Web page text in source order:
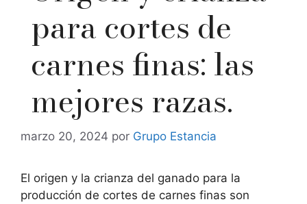
para cortes de
carnes finas: las
mejores razas.
marzo 20, 2024 por Grupo Estancia
El origen y la crianza del ganado para la
producción de cortes de carnes finas son